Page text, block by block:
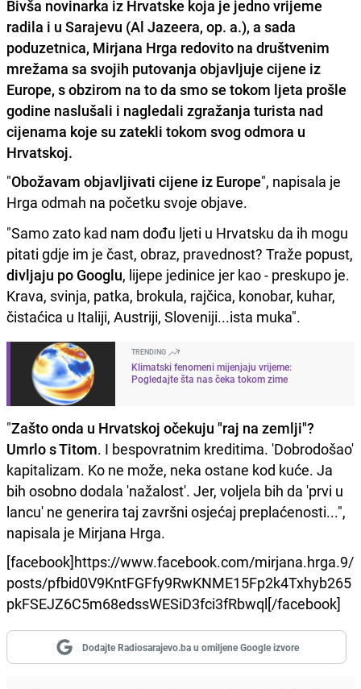
Bivša novinarka iz Hrvatske koja je jedno vrijeme
radila i u Sarajevu (Al Jazeera, op. a.), a sada
poduzetnica, Mirjana Hrga redovito na društvenim
mrežama sa svojih putovanja objavljuje cijene iz
Europe, s obzirom na to da smo se tokom ljeta prošle
godine naslušali i nagledali zgražanja turista nad
cijenama koje su zatekli tokom svog odmora u
Hrvatskoj.
"Obožavam objavljivati cijene iz Europe", napisala je
Hrga odmah na početku svoje objave.
"Samo zato kad nam dođu ljeti u Hrvatsku da ih mogu
pitati gdje im je čast, obraz, pravednost? Traže popust,
divljaju po Googlu, lijepe jedinice jer kao - preskupo je.
Krava, svinja, patka, brokula, rajčica, konobar, kuhar,
čistaćica u Italiji, Austriji, Sloveniji...ista muka".
TRENDING
Klimatski fenomeni mijenjaju vrijeme:
Pogledajte šta nas čeka tokom zime
"Zašto onda u Hrvatskoj očekuju "raj na zemlji"?
Umrlo s Titom. I bespovratnim kreditima. 'Dobrodošao'
kapitalizam. Ko ne može, neka ostane kod kuće. Ja
bih osobno dodala 'nažalost'. Jer, voljela bih da 'prvi u
lancu' ne generira taj završni osjećaj preplaćenosti...",
napisala je Mirjana Hrga.
[facebook]https://www.facebook.com/mirjana.hrga.9/
posts/pfbid0V9KntFGFfy9RwKNME15Fp2k4Txhyb265
pkFSEJZ6C5m68edssWESiD3fci3fRbwql[/facebook]
Dodajte Radiosarajevo.ba u omiljene Google izvore